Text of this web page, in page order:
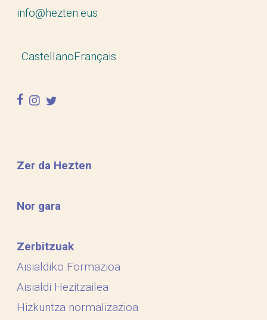
info@hezten.eus
CastellanoFrançais
facebook
instagram
twitter
Zer da Hezten
Nor gara
Zerbitzuak
Aisialdiko Formazioa
Aisialdi Hezitzailea
Hizkuntza normalizazioa